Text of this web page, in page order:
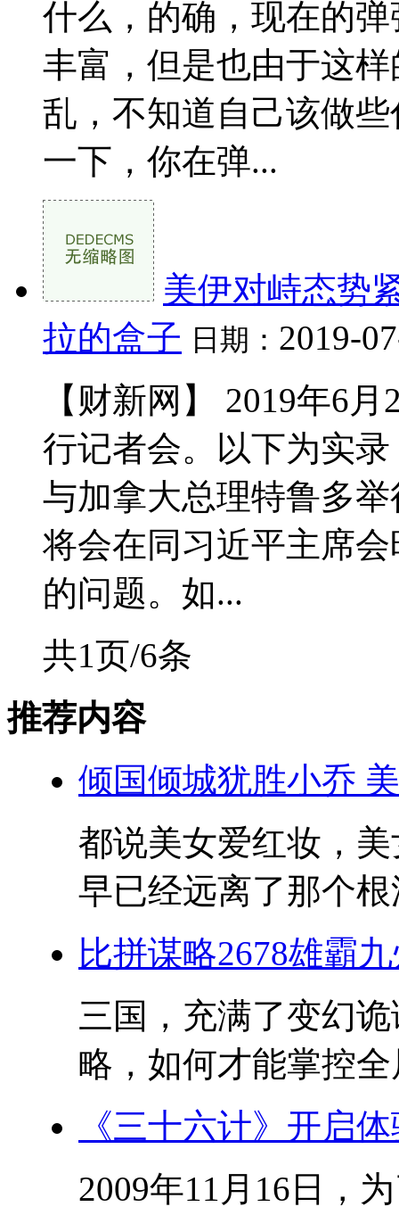
什么，的确，现在的
丰富，但是也由于这
乱，不知道自己该做
一下，你在弹...
美伊对峙态势
拉的盒子 日期： 2019-
【财新网】 2019年6
行记者会。以下为实
与加拿大总理特鲁多
将会在同习近平主席
的问题。如...
共1页/6条
推荐内容
倾国倾城犹胜小乔
都说美女爱红妆，
早已经远离了那个
比拼谋略2678雄霸
三国，充满了变幻
略，如何才能掌控
《三十六计》开启
2009年11月16日，